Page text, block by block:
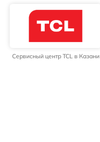
Сервисный центр TCL в Казани